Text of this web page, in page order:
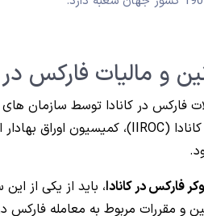
و مالیات فارکس
فارکس در کانادا توسط سازمان
فارکس در کانادا، باید از یکی از
و مقررات مربوط به معامله فارکس